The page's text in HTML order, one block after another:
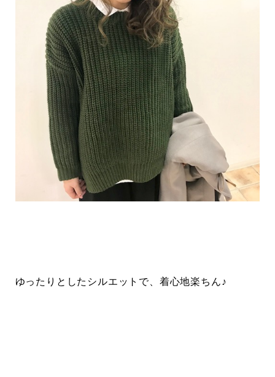
ゆったりとしたシルエットで、着心地楽ちん♪